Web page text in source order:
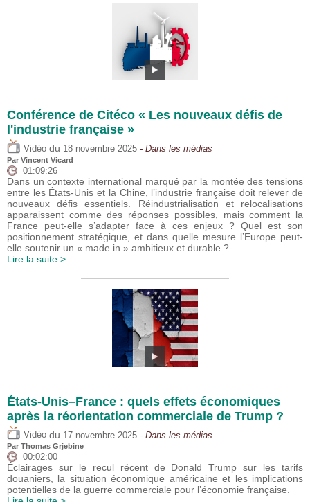
Conférence de Citéco « Les nouveaux défis de
l'industrie française »
Vidéo du 18 novembre 2025 - Dans les médias
Par Vincent Vicard
01:09:26
Dans un contexte international marqué par la montée des tensions
entre les États-Unis et la Chine, l’industrie française doit relever de
nouveaux défis essentiels. Réindustrialisation et relocalisations
apparaissent comme des réponses possibles, mais comment la
France peut-elle s’adapter face à ces enjeux ? Quel est son
positionnement stratégique, et dans quelle mesure l’Europe peut-
elle soutenir un « made in » ambitieux et durable ?
Lire la suite >
États-Unis–France : quels effets économiques
après la réorientation commerciale de Trump ?
Vidéo du 17 novembre 2025 - Dans les médias
Par Thomas Grjebine
00:02:00
Éclairages sur le recul récent de Donald Trump sur les tarifs
douaniers, la situation économique américaine et les implications
potentielles de la guerre commerciale pour l’économie française.